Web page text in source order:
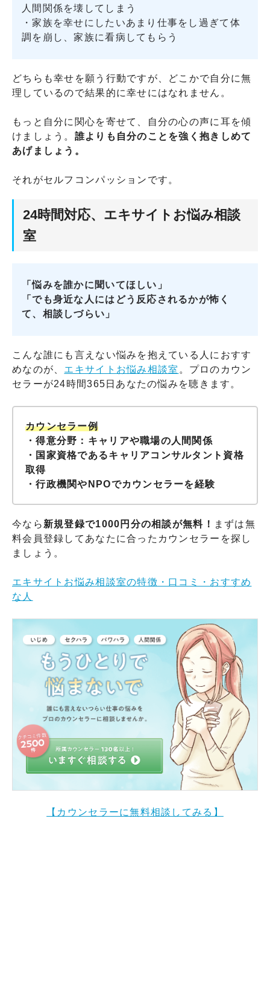
人間関係を壊してしまう
・家族を幸せにしたいあまり仕事をし過ぎて体
調を崩し、家族に看病してもらう
どちらも幸せを願う行動ですが、どこかで自分に無
理しているので結果的に幸せにはなれません。
もっと自分に関心を寄せて、自分の心の声に耳を傾
けましょう。 誰よりも自分のことを強く抱きしめて
あげましょう。
それがセルフコンパッションです。
24時間対応、エキサイトお悩み相談
室
「悩みを誰かに聞いてほしい」
「でも身近な人にはどう反応されるかが怖く
て、相談しづらい」
こんな誰にも言えない悩みを抱えている人におすす
めなのが、 エキサイトお悩み相談室 。プロのカウン
セラーが24時間365日あなたの悩みを聴きます。
カウンセラー例
・得意分野：キャリアや職場の人間関係
・国家資格であるキャリアコンサルタント資格
取得
・行政機関やNPOでカウンセラーを経験
今なら 新規登録で1000円分の相談が無料！ まずは無
料会員登録してあなたに合ったカウンセラーを探し
ましょう。
エキサイトお悩み相談室の特徴・口コミ・おすすめ
な人
【カウンセラーに無料相談してみる】